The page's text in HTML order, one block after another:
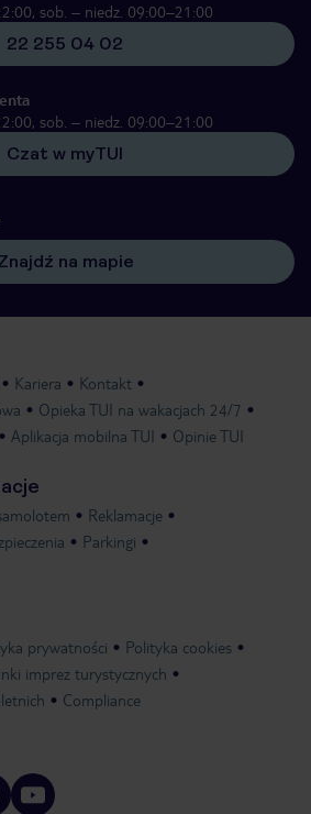
sob. – niedz. 09:00–21:00
22 255 04 02
sob. – niedz. 09:00–21:00
Czat w myTUI
na mapie
Kariera
Kontakt
Opieka TUI na wakacjach 24/7
Aplikacja mobilna TUI Opinie TUI
Reklamacje
Parkingi
prywatności
Polityka cookies
imprez turystycznych
Compliance